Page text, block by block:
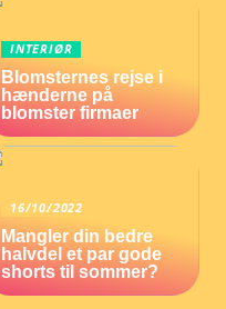
INTERIØR
Blomsternes rejse i
hænderne på
blomster firmaer
16/10/2022
Mangler din bedre
halvdel et par gode
shorts til sommer?